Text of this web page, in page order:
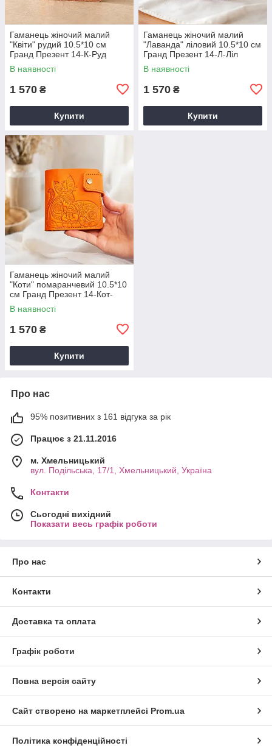
Гаманець жіночий малий
"Квіти" рудий 10.5*10 см
Гранд Презент 14-К-Руд
В наявності
1 570 ₴
Купити
Гаманець жіночий малий
"Лаванда" ліловий 10.5*10 см
Гранд Презент 14-Л-Ліл
В наявності
1 570 ₴
Купити
Гаманець жіночий малий
"Коти" помаранчевий 10.5*10
см Гранд Презент 14-Кот-
Пом
В наявності
1 570 ₴
Купити
Про нас
95% позитивних з 161 відгука за рік
Працює з 21.11.2016
м. Хмельницький
вул. Подільська, 17/1, Хмельницький, Україна
Контакти
Сьогодні вихідний
Показати весь графік роботи
Про нас
Контакти
Доставка та оплата
Графік роботи
Повна версія сайту
Сайт створено на маркетплейсі Prom.ua
Політика конфіденційності